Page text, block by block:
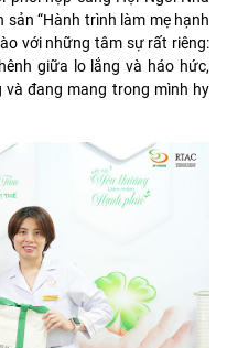
sản “Hành trình làm mẹ hạnh
với những tâm sự rất riêng:
giữa lo lắng và háo hức,
đang mang trong mình hy